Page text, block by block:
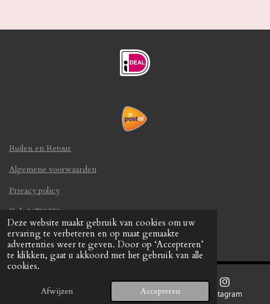
Deze website maakt gebruik van cookies om uw
ervaring te verbeteren en op maat gemaakte
advertenties weer te geven. Door op ‘Accepteren’
te klikken, gaat u akkoord met het gebruik van alle
cookies.
Afwijzen Accepteren
Ruilen en Retour
Algemene voorwaarden
Privacy policy
Kvk 86788329
© 2024 - 2026 Knip en go
Powered byJouwWeb
Telefoonnummer Kaart Instagram